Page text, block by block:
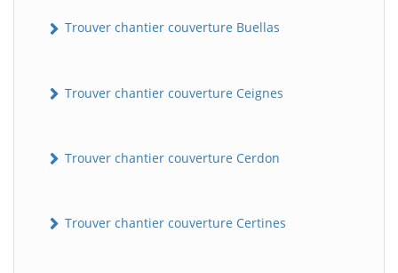
Trouver chantier couverture Buellas
Trouver chantier couverture Ceignes
Trouver chantier couverture Cerdon
Trouver chantier couverture Certines